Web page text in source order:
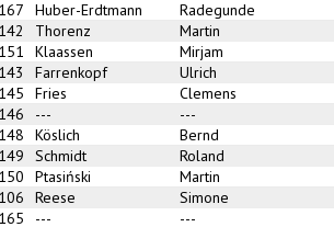
167
Huber-Erdtmann Radegunde
142
Thorenz Martin
151
Klaassen Mirjam
143
Farrenkopf Ulrich
145
Fries Clemens
146
--- ---
148
Köslich Bernd
149
Schmidt Roland
150
Ptasiński Martin
106
Reese Simone
165
--- ---